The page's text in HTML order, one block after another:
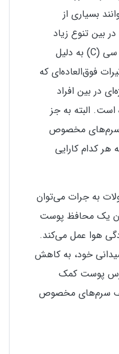
بسیاری از
بین تنوع زیاد
سی (C) به دلیل
فوق‌العاده‌ای که
در بین افراد
البته به جز
سرم‌های مخصوص
هر کدام کارایی
به جرات می‌توان
یک محافظ پوست
هوا عمل می‌کند.
خود، به کاهش
پوست کمک
سرم‌های مخصوص